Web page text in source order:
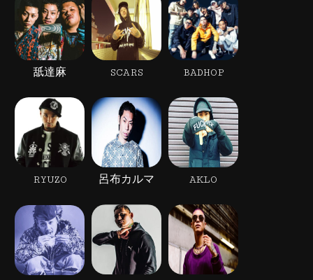
舐達麻 SCARS BADHOP
RYUZO 呂布カルマ AKLO